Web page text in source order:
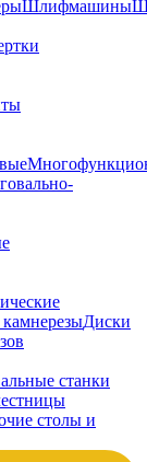
Шлифмашины
Диски
станки
столы и